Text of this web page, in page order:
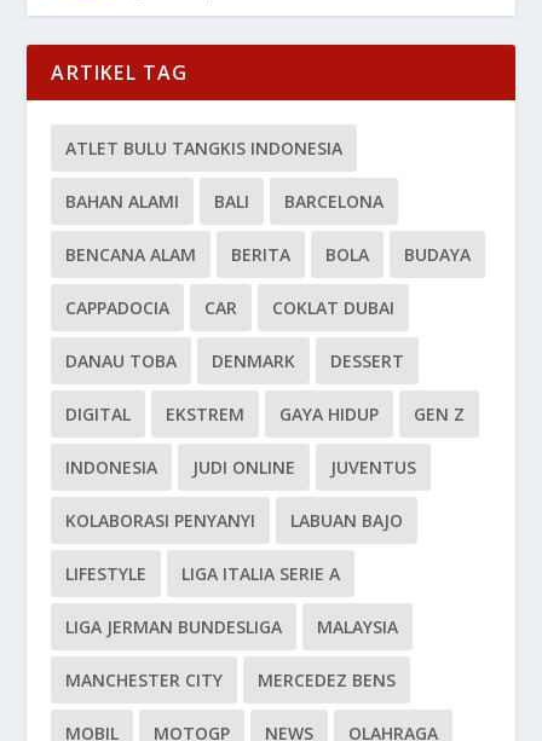
ARTIKEL TAG
ATLET BULU TANGKIS INDONESIA
BAHAN ALAMI BALI BARCELONA
BENCANA ALAM BERITA BOLA BUDAYA
CAPPADOCIA CAR COKLAT DUBAI
DANAU TOBA DENMARK DESSERT
DIGITAL EKSTREM GAYA HIDUP GEN Z
INDONESIA JUDI ONLINE JUVENTUS
KOLABORASI PENYANYI LABUAN BAJO
LIFESTYLE LIGA ITALIA SERIE A
LIGA JERMAN BUNDESLIGA MALAYSIA
MANCHESTER CITY MERCEDEZ BENS
MOBIL MOTOGP NEWS OLAHRAGA